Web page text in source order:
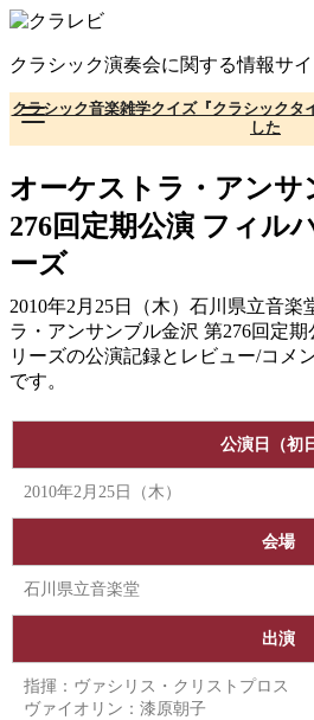
コ
テ
ン
ツ
へ
動
クラシック演奏会に関する情報サイ
クラシック音楽雑学クイズ『クラシックタ
した
オーケストラ・アンサ
276回定期公演 フィル
ーズ
2010年2月25日（木）石川県立音楽
ラ・アンサンブル金沢 第276回定
リーズの公演記録とレビュー/コメ
です。
公演日（初
2010年2月25日（木）
会場
石川県立音楽堂
出演
指揮：ヴァシリス・クリストプロス
ヴァイオリン：漆原朝子